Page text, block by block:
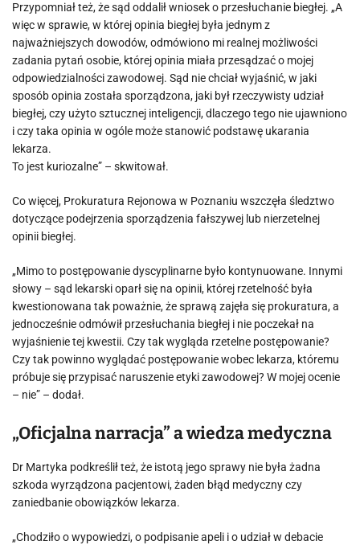
Przypomniał też, że sąd oddalił wniosek o przesłuchanie biegłej. „A
więc w sprawie, w której opinia biegłej była jednym z
najważniejszych dowodów, odmówiono mi realnej możliwości
zadania pytań osobie, której opinia miała przesądzać o mojej
odpowiedzialności zawodowej. Sąd nie chciał wyjaśnić, w jaki
sposób opinia została sporządzona, jaki był rzeczywisty udział
biegłej, czy użyto sztucznej inteligencji, dlaczego tego nie ujawniono
i czy taka opinia w ogóle może stanowić podstawę ukarania
lekarza.
To jest kuriozalne” – skwitował.
Co więcej, Prokuratura Rejonowa w Poznaniu wszczęła śledztwo
dotyczące podejrzenia sporządzenia fałszywej lub nierzetelnej
opinii biegłej.
„Mimo to postępowanie dyscyplinarne było kontynuowane. Innymi
słowy – sąd lekarski oparł się na opinii, której rzetelność była
kwestionowana tak poważnie, że sprawą zajęła się prokuratura, a
jednocześnie odmówił przesłuchania biegłej i nie poczekał na
wyjaśnienie tej kwestii. Czy tak wygląda rzetelne postępowanie?
Czy tak powinno wyglądać postępowanie wobec lekarza, któremu
próbuje się przypisać naruszenie etyki zawodowej? W mojej ocenie
– nie” – dodał.
„Oficjalna narracja” a wiedza medyczna
Dr Martyka podkreślił też, że istotą jego sprawy nie była żadna
szkoda wyrządzona pacjentowi, żaden błąd medyczny czy
zaniedbanie obowiązków lekarza.
„Chodziło o wypowiedzi, o podpisanie apeli i o udział w debacie